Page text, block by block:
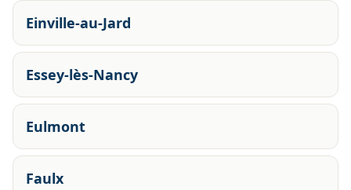
Einville-au-Jard
Essey-lès-Nancy
Eulmont
Faulx